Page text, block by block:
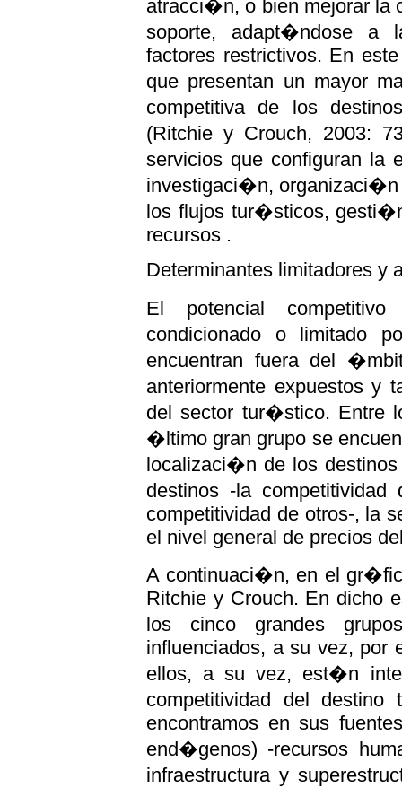
atracci�n, o bien mejorar la
soporte, adapt�ndose a
factores restrictivos. En
que presentan un mayor
competitiva de los
(Ritchie y Crouch, 2003:
servicios que configuran
investigaci�n,
los flujos tur�sticos,
recursos .
Determinantes limitadores y
El potencial
condicionado o limitado
encuentran fuera del
anteriormente expuestos y
del sector tur�stico. Entre
�ltimo gran grupo se
localizaci�n de los
destinos -la
competitividad de otros-, la
el nivel general de precios
A continuaci�n, en el
Ritchie y Crouch. En dicho
los cinco grandes
influenciados, a su vez, por
ellos, a su vez, est�n
competitividad del
encontramos en sus
end�genos) -recursos
infraestructura y